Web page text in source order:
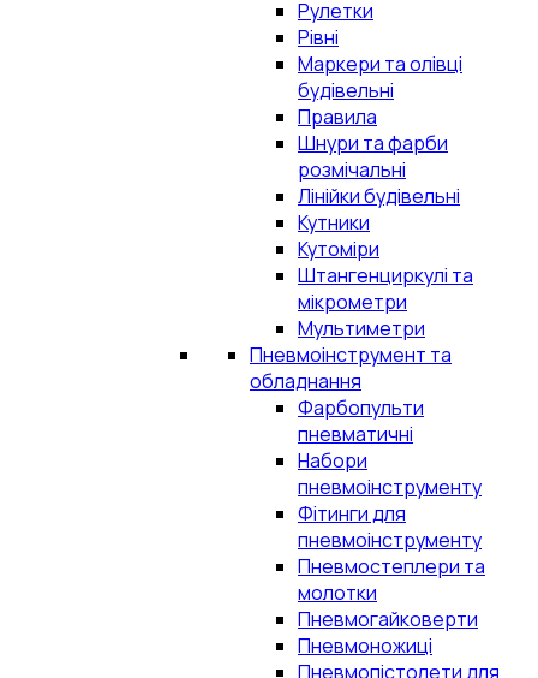
Рулетки
Рівні
Маркери та олівці
будівельні
Правила
Шнури та фарби
розмічальні
Лінійки будівельні
Кутники
Кутоміри
Штангенциркулі та
мікрометри
Мультиметри
Пневмоінструмент та
обладнання
Фарбопульти
пневматичні
Набори
пневмоінструменту
Фітинги для
пневмоінструменту
Пневмостеплери та
молотки
Пневмогайковерти
Пневмоножиці
Пневмопістолети для